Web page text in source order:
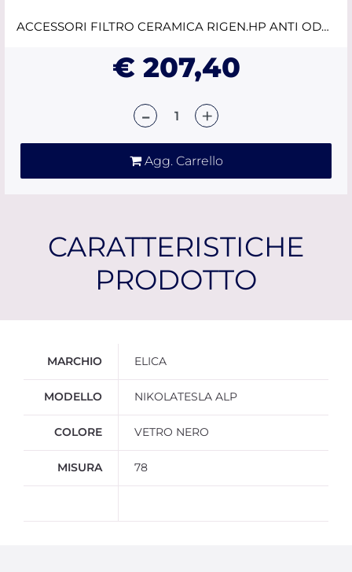
ACCESSORI FILTRO CERAMICA RIGEN.HP ANTI ODORI NIKOLATESLA ELICA
€ 207,40
Agg. Carrello
CARATTERISTICHE
PRODOTTO
MARCHIO ELICA
MODELLO NIKOLATESLA ALP
COLORE VETRO NERO
MISURA 78